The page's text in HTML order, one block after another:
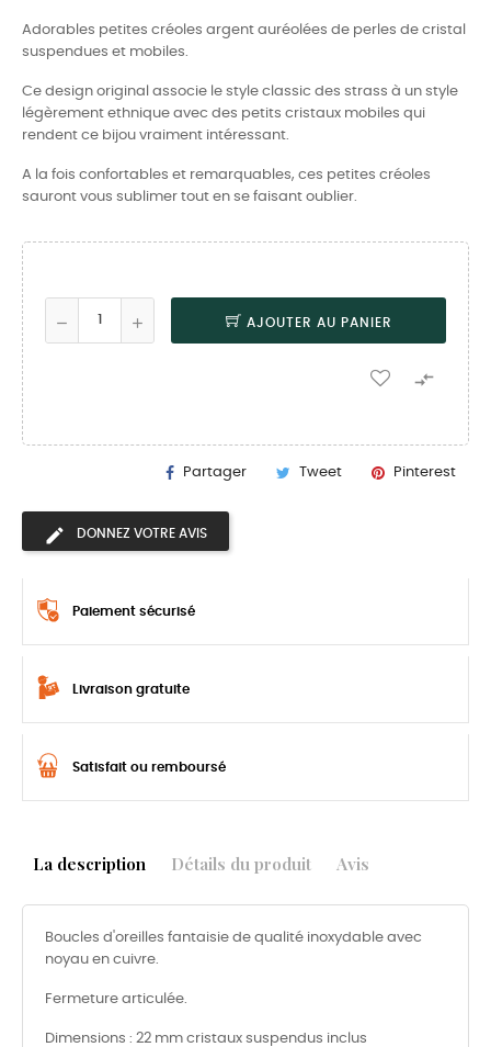
Adorables petites créoles argent auréolées de perles de cristal
suspendues et mobiles.
Ce design original associe le style classic des strass à un style
légèrement ethnique avec des petits cristaux mobiles qui
rendent ce bijou vraiment intéressant.
A la fois confortables et remarquables, ces petites créoles
sauront vous sublimer tout en se faisant oublier.
AJOUTER AU PANIER

Partager Tweet Pinterest
DONNEZ VOTRE AVIS
Paiement sécurisé
Livraison gratuite
Satisfait ou remboursé
La description Détails du produit Avis
Boucles d'oreilles fantaisie de qualité inoxydable avec
noyau en cuivre.
Fermeture articulée.
Dimensions : 22 mm cristaux suspendus inclus